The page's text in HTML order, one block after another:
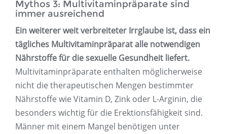
Mythos 3: Multivitaminpräparate sind
immer ausreichend
Ein weiterer weit verbreiteter Irrglaube ist, dass ein
tägliches Multivitaminpräparat alle notwendigen
Nährstoffe für die sexuelle Gesundheit liefert.
Multivitaminpräparate enthalten möglicherweise
nicht die therapeutischen Mengen bestimmter
Nährstoffe wie Vitamin D, Zink oder L-Arginin, die
besonders wichtig für die Erektionsfähigkeit sind.
Männer mit einem Mangel benötigen unter